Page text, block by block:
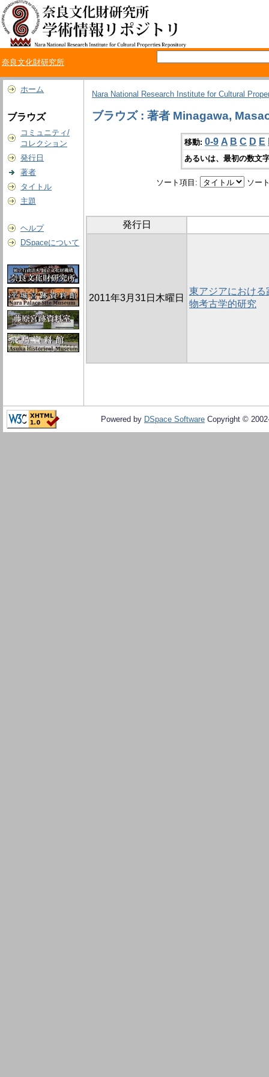
奈良文化財研究所
ホーム
ブラウズ
コミュニティ/
コレクション
発行日
著者
タイトル
主題
ヘルプ
DSpaceについて
Nara National Research Institute for Cultural
ブラウズ : 著者 Minagawa,
移動: 0-9 A B C D E
あるいは、最初の数文
ソート項目: ソー
発行日
2011年3月31日木曜日
東アジアにおけ
物考古学的研究
Powered by DSpace Software Copyright ©